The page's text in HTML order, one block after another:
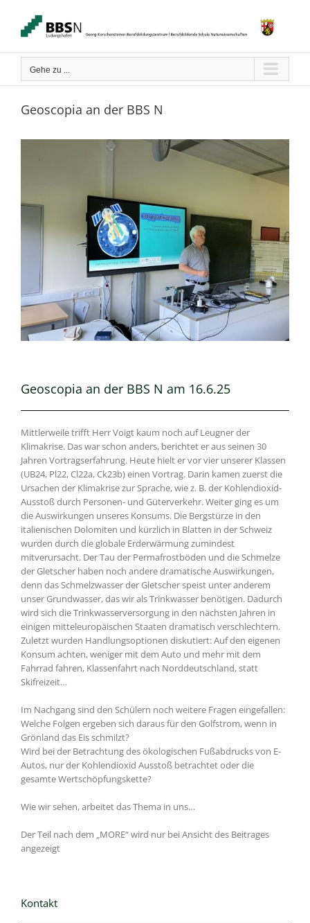
springen
Gehe zu ...
Geoscopia an der BBS N
Geoscopia an der BBS N am 16.6.25
Mittlerweile trifft Herr Voigt kaum noch auf Leugner der
Klimakrise. Das war schon anders, berichtet er aus seinen 30
Jahren Vortragserfahrung. Heute hielt er vor vier unserer Klassen
(UB24, Pl22, Cl22a, Ck23b) einen Vortrag. Darin kamen zuerst die
Ursachen der Klimakrise zur Sprache, wie z. B. der Kohlendioxid-
Ausstoß durch Personen- und Güterverkehr. Weiter ging es um
die Auswirkungen unseres Konsums. Die Bergstürze in den
italienischen Dolomiten und kürzlich in Blatten in der Schweiz
wurden durch die globale Erderwärmung zumindest
mitverursacht. Der Tau der Permafrostböden und die Schmelze
der Gletscher haben noch andere dramatische Auswirkungen,
denn das Schmelzwasser der Gletscher speist unter anderem
unser Grundwasser, das wir als Trinkwasser benötigen. Dadurch
wird sich die Trinkwasserversorgung in den nächsten Jahren in
einigen mitteleuropäischen Staaten dramatisch verschlechtern.
Zuletzt wurden Handlungsoptionen diskutiert: Auf den eigenen
Konsum achten, weniger mit dem Auto und mehr mit dem
Fahrrad fahren, Klassenfahrt nach Norddeutschland, statt
Skifreizeit…
Im Nachgang sind den Schülern noch weitere Fragen eingefallen:
Welche Folgen ergeben sich daraus für den Golfstrom, wenn in
Grönland das Eis schmilzt?
Wird bei der Betrachtung des ökologischen Fußabdrucks von E-
Autos, nur der Kohlendioxid Ausstoß betrachtet oder die
gesamte Wertschöpfungskette?
Wie wir sehen, arbeitet das Thema in uns…
Der Teil nach dem „MORE“ wird nur bei Ansicht des Beitrages
angezeigt
Kontakt